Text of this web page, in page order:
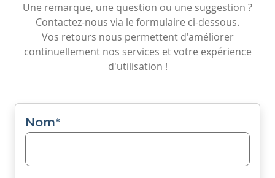
Une remarque, une question ou une suggestion ?
Contactez-nous via le formulaire ci-dessous.
Vos retours nous permettent d'améliorer
continuellement nos services et votre expérience
d'utilisation !
Nom*